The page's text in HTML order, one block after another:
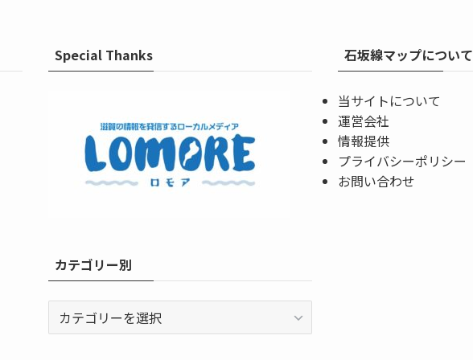
Special Thanks
カテゴリー別
テ
石坂線マップについて
当サイトについて
運営会社
情報提供
プライバシーポリシー
お問い合わせ